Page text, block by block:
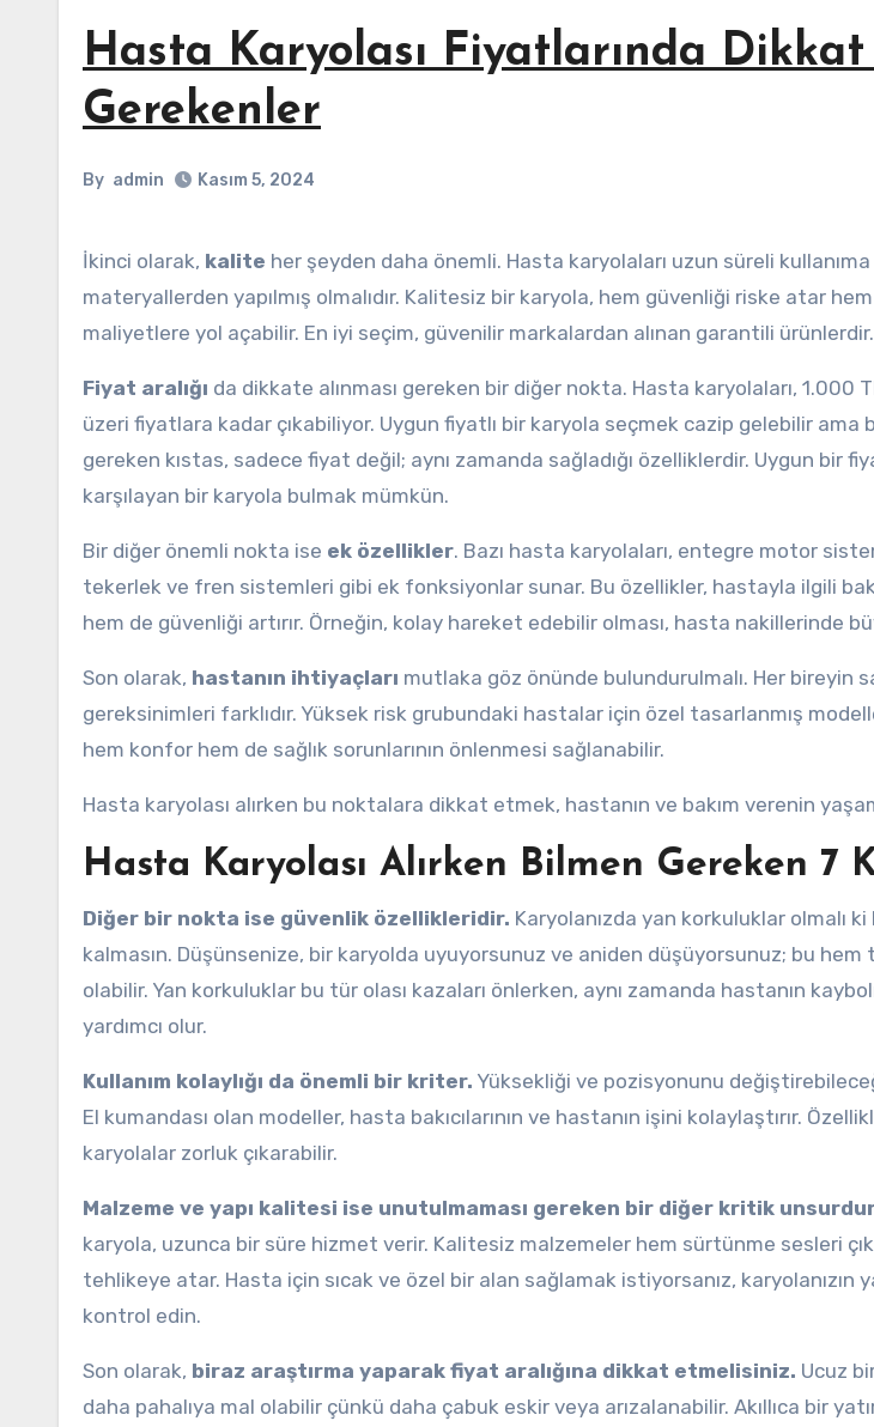
Hasta Karyolası Fiyatlarında
Gerekenler
By admin Kasım 5, 2024
İkinci olarak, kalite her şeyden daha önemli. Hasta karyolaları uzun süreli
materyallerden yapılmış olmalıdır. Kalitesiz bir karyola, hem güvenliği riske atar
maliyetlere yol açabilir. En iyi seçim, güvenilir markalardan alınan garantili ürünlerdir.
Fiyat aralığı da dikkate alınması gereken bir diğer nokta. Hasta karyolaları, 1.000
üzeri fiyatlara kadar çıkabiliyor. Uygun fiyatlı bir karyola seçmek cazip gelebilir ama
gereken kıstas, sadece fiyat değil; aynı zamanda sağladığı özelliklerdir. Uygun bir
karşılayan bir karyola bulmak mümkün.
Bir diğer önemli nokta ise ek özellikler. Bazı hasta karyolaları, entegre motor
tekerlek ve fren sistemleri gibi ek fonksiyonlar sunar. Bu özellikler, hastayla ilgili
hem de güvenliği artırır. Örneğin, kolay hareket edebilir olması, hasta nakillerinde
Son olarak, hastanın ihtiyaçları mutlaka göz önünde bulundurulmalı. Her bireyin
gereksinimleri farklıdır. Yüksek risk grubundaki hastalar için özel tasarlanmış
hem konfor hem de sağlık sorunlarının önlenmesi sağlanabilir.
Hasta karyolası alırken bu noktalara dikkat etmek, hastanın ve bakım verenin
Hasta Karyolası Alırken Bilmen Gereken 7
Diğer bir nokta ise güvenlik özellikleridir. Karyolanızda yan korkuluklar olmalı
kalmasın. Düşünsenize, bir karyolda uyuyorsunuz ve aniden düşüyorsunuz; bu
olabilir. Yan korkuluklar bu tür olası kazaları önlerken, aynı zamanda hastanın
yardımcı olur.
Kullanım kolaylığı da önemli bir kriter. Yüksekliği ve pozisyonunu
El kumandası olan modeller, hasta bakıcılarının ve hastanın işini kolaylaştırır.
karyolalar zorluk çıkarabilir.
Malzeme ve yapı kalitesi ise unutulmaması gereken bir diğer kritik
karyola, uzunca bir süre hizmet verir. Kalitesiz malzemeler hem sürtünme sesleri
tehlikeye atar. Hasta için sıcak ve özel bir alan sağlamak istiyorsanız, karyolanızın
kontrol edin.
Son olarak, biraz araştırma yaparak fiyat aralığına dikkat etmelisiniz. Ucuz
daha pahalıya mal olabilir çünkü daha çabuk eskir veya arızalanabilir. Akıllıca bir